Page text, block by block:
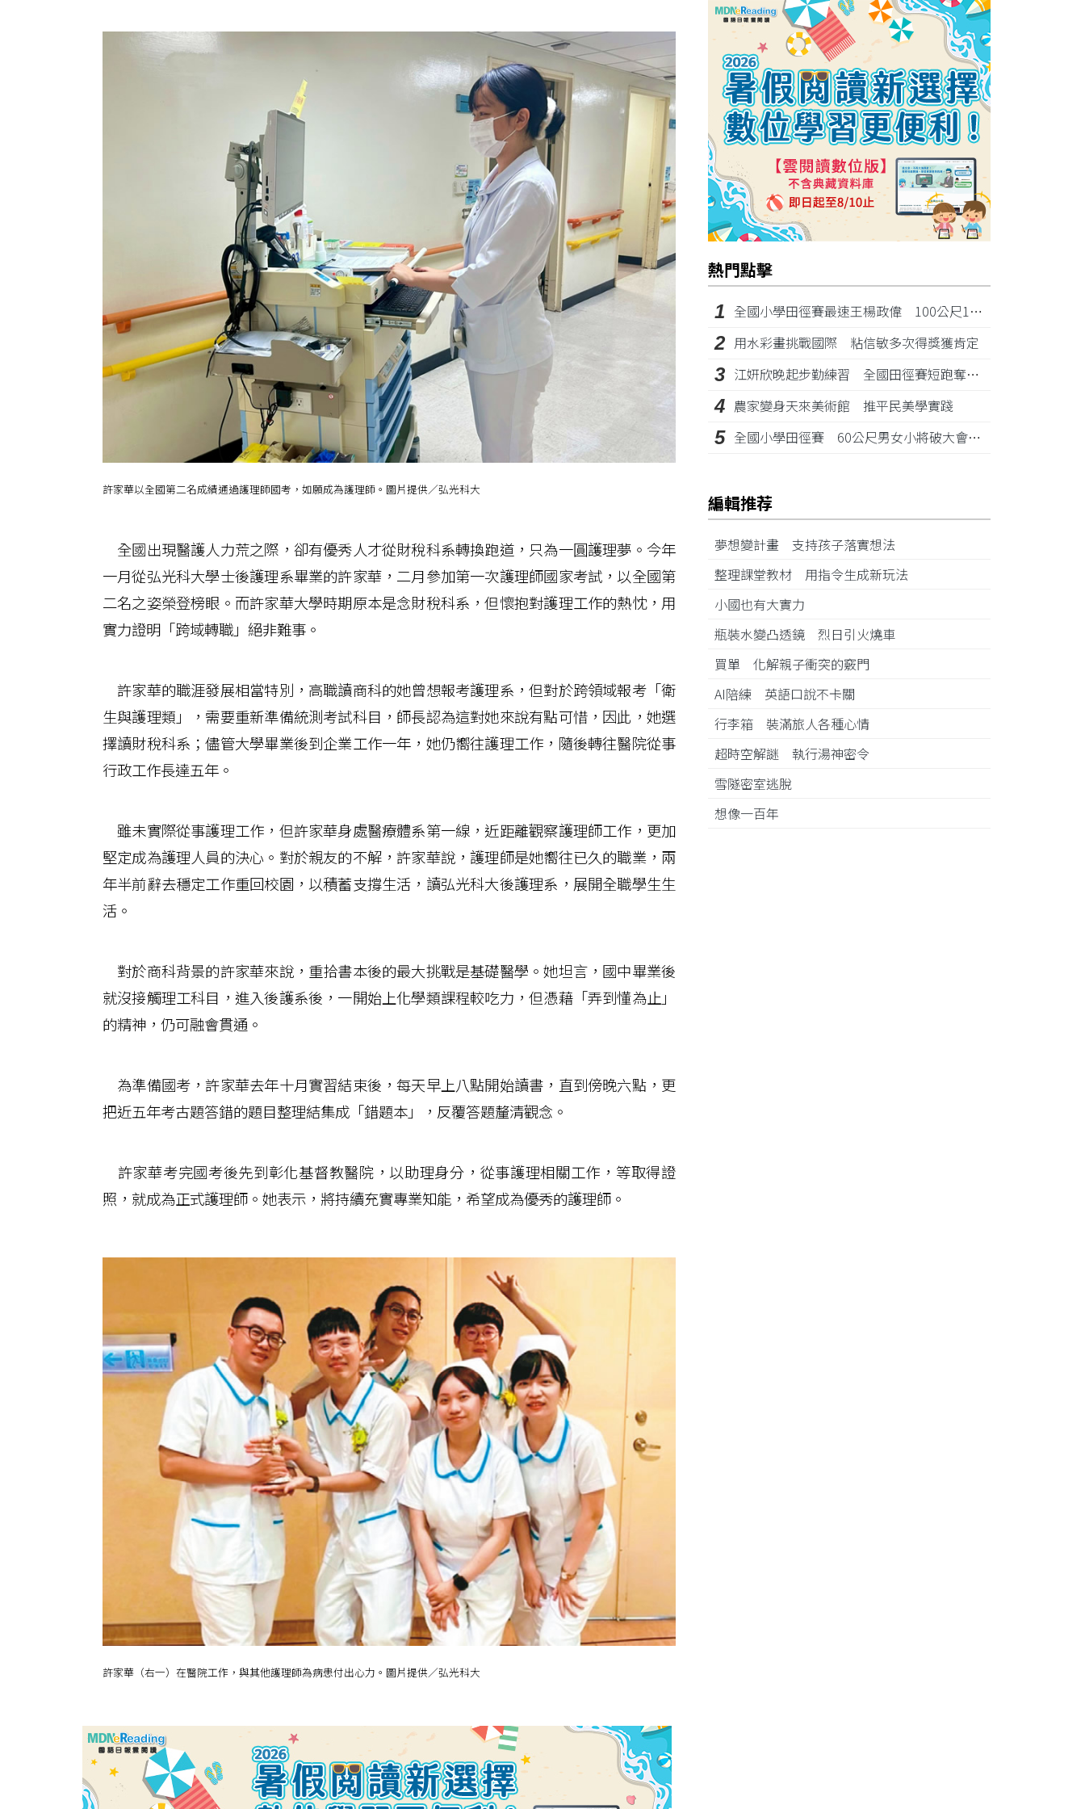
許家華以全國第二名成績通過護理師國考，如願成為護理師。圖片提供／弘光科大
全國出現醫護人力荒之際，卻有優秀人才從財稅科系轉換跑道，只為一圓護理夢。今年
一月從弘光科大學士後護理系畢業的許家華，二月參加第一次護理師國家考試，以全國第
二名之姿榮登榜眼。而許家華大學時期原本是念財稅科系，但懷抱對護理工作的熱忱，用
實力證明「跨域轉職」絕非難事。
許家華的職涯發展相當特別，高職讀商科的她曾想報考護理系，但對於跨領域報考「衛
生與護理類」，需要重新準備統測考試科目，師長認為這對她來說有點可惜，因此，她選
擇讀財稅科系；儘管大學畢業後到企業工作一年，她仍嚮往護理工作，隨後轉往醫院從事
行政工作長達五年。
雖未實際從事護理工作，但許家華身處醫療體系第一線，近距離觀察護理師工作，更加
堅定成為護理人員的決心。對於親友的不解，許家華說，護理師是她嚮往已久的職業，兩
年半前辭去穩定工作重回校園，以積蓄支撐生活，讀弘光科大後護理系，展開全職學生生
活。
對於商科背景的許家華來說，重拾書本後的最大挑戰是基礎醫學。她坦言，國中畢業後
就沒接觸理工科目，進入後護系後，一開始上化學類課程較吃力，但憑藉「弄到懂為止」
的精神，仍可融會貫通。
為準備國考，許家華去年十月實習結束後，每天早上八點開始讀書，直到傍晚六點，更
把近五年考古題答錯的題目整理結集成「錯題本」，反覆答題釐清觀念。
許家華考完國考後先到彰化基督教醫院，以助理身分，從事護理相關工作，等取得證
照，就成為正式護理師。她表示，將持續充實專業知能，希望成為優秀的護理師。
許家華（右一）在醫院工作，與其他護理師為病患付出心力。圖片提供／弘光科大
熱門點擊
1 全國小學田徑賽最速王楊政偉 100公尺11秒87奪金
2 用水彩畫挑戰國際 粘信敏多次得獎獲肯定
3 江姸欣晚起步勤練習 全國田徑賽短跑奪金摘銅
4 農家變身天來美術館 推平民美學實踐
5 全國小學田徑賽 60公尺男女小將破大會紀錄
編輯推荐
夢想變計畫 支持孩子落實想法
整理課堂教材 用指令生成新玩法
小國也有大實力
瓶裝水變凸透鏡 烈日引火燒車
買單 化解親子衝突的竅門
AI陪練 英語口說不卡關
行李箱 裝滿旅人各種心情
超時空解謎 執行湯神密令
雪隧密室逃脫
想像一百年